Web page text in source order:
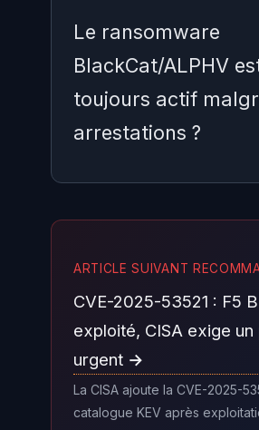
une vision complète de
défenses et vulnérabilités
organisation. Combinez
vérifications d
exhaustive des accès
transparence où les
comportements
signalés sans crainte de
représailles.
Le ransomware
BlackCat/ALPHV
toujours actif
arrestations ?
Le groupe BlackCat/
opérations début 2024
opération du FBI et un
présumé. Cependant,
affiliés ont migré vers d
programmes RaaS (
as-a-Service). L
ARTICLE SUIVANT
CVE-2025-53521 : F5
exploité, CISA exige un
urgent →
La CISA ajoute la CVE-2025-
catalogue KEV après